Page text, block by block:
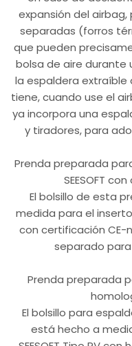
expansión del
separadas (forros
que pueden
bolsa de aire durante
la espaldera extraíble
tiene, cuando use el
ya incorpora una
y tiradores, para
Prenda preparada
SEESOFT
El bolsillo de esta
medida para el inserto
con certificación CE-
separado
Prenda preparada
El bolsillo para
está hecho a